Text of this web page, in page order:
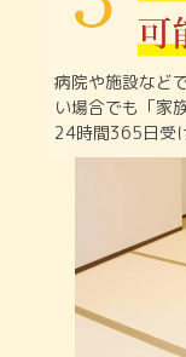
病院や施設など
い場合でも「家
24時間365日受